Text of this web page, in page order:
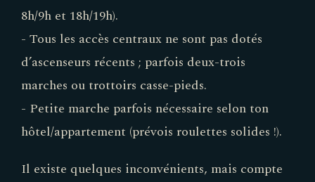
8h/9h et 18h/19h).
- Tous les accès centraux ne sont pas dotés
d’ascenseurs récents ; parfois deux-trois
marches ou trottoirs casse-pieds.
- Petite marche parfois nécessaire selon ton
hôtel/appartement (prévois roulettes solides !).
Il existe quelques inconvénients, mais compte